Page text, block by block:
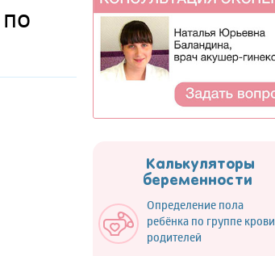
Калькуляторы
беременности
Определение пола
ребёнка по группе крови
родителей